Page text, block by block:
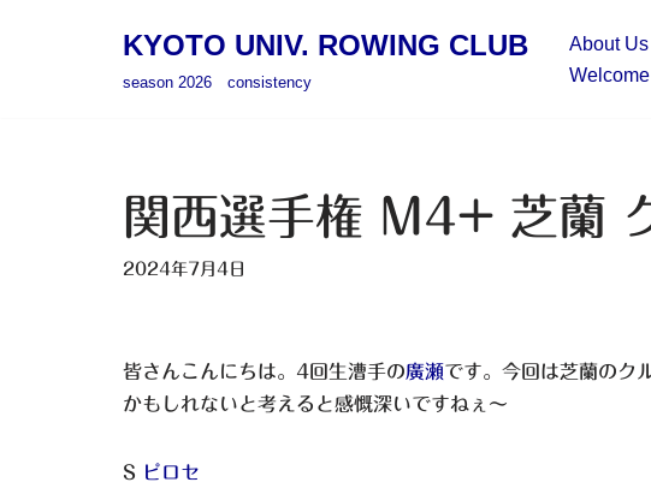
KYOTO UNIV. ROWING CLUB
season 2026 consistency
About Us
関西選手権 M4+ 芝蘭
2024年7月4日
皆さんこんにちは。4回生漕手の廣瀬です。今回は芝蘭のク
かもしれないと考えると感慨深いですねぇ～
S ピロセ